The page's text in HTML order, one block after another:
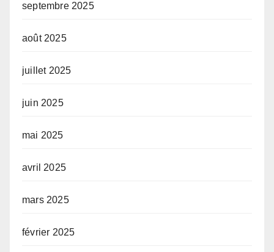
septembre 2025
août 2025
juillet 2025
juin 2025
mai 2025
avril 2025
mars 2025
février 2025